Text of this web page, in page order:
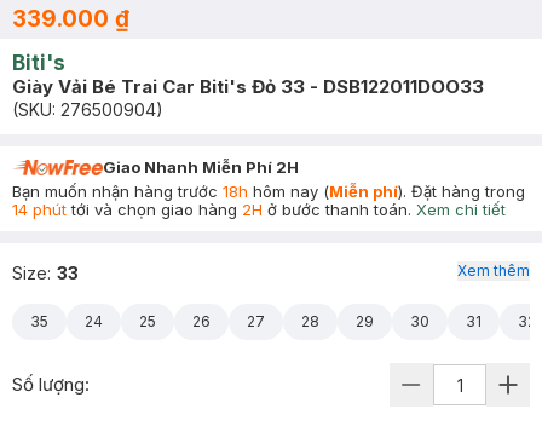
339.000 ₫
Biti's
Giày Vải Bé Trai Car Biti's Đỏ 33 - DSB122011DOO33
(SKU: 276500904)
Giao Nhanh Miễn Phí 2H
Bạn muốn nhận hàng trước 18h hôm nay (Miễn phí). Đặt hàng trong
14 phúttới và chọn giao hàng 2H ở bước thanh toán. Xem chi tiết
Size: 33
35 24 25 26 27 28 29 30 31 32
Xem thêm
Số lượng: